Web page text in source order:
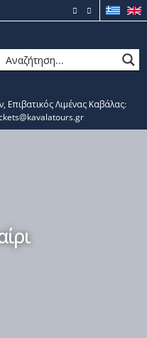
Επιβατικός Λιμένας Καβάλας: